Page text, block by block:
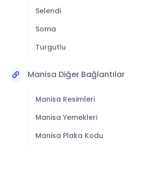
Selendi
Soma
Turgutlu
Manisa Diğer Bağlantılar
Manisa Resimleri
Manisa Yemekleri
Manisa Plaka Kodu